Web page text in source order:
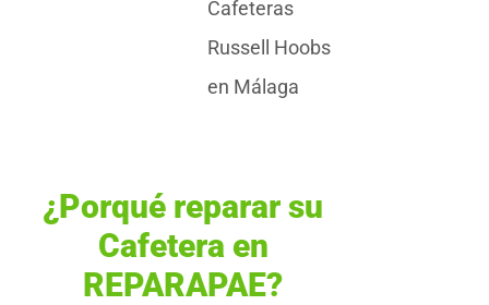
Cafeteras
Russell Hoobs
en Málaga
¿Porqué reparar su
Cafetera en
REPARAPAE?